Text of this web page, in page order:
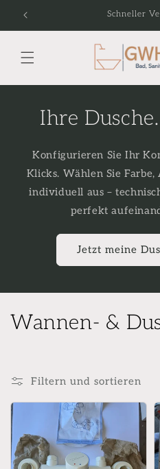
zum
Schneller
Ihre
Konfigurieren Sie Ihr
Klicks. Wählen Sie
individuell aus –
perfekt
Jetzt meine
K
t
e
g
o
Wannen- &
Filtern und sortieren